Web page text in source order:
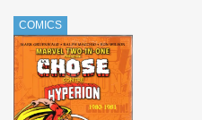
COMICS